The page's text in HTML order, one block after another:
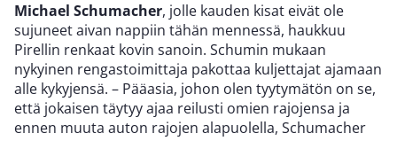
Michael Schumacher, jolle kauden kisat eivät ole
sujuneet aivan nappiin tähän mennessä, haukkuu
Pirellin renkaat kovin sanoin. Schumin mukaan
nykyinen rengastoimittaja pakottaa kuljettajat ajamaan
alle kykyjensä. – Pääasia, johon olen tyytymätön on se,
että jokaisen täytyy ajaa reilusti omien rajojensa ja
ennen muuta auton rajojen alapuolella, Schumacher